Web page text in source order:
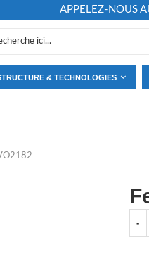
APPELEZ-NOUS
& TECHNOLOGIES